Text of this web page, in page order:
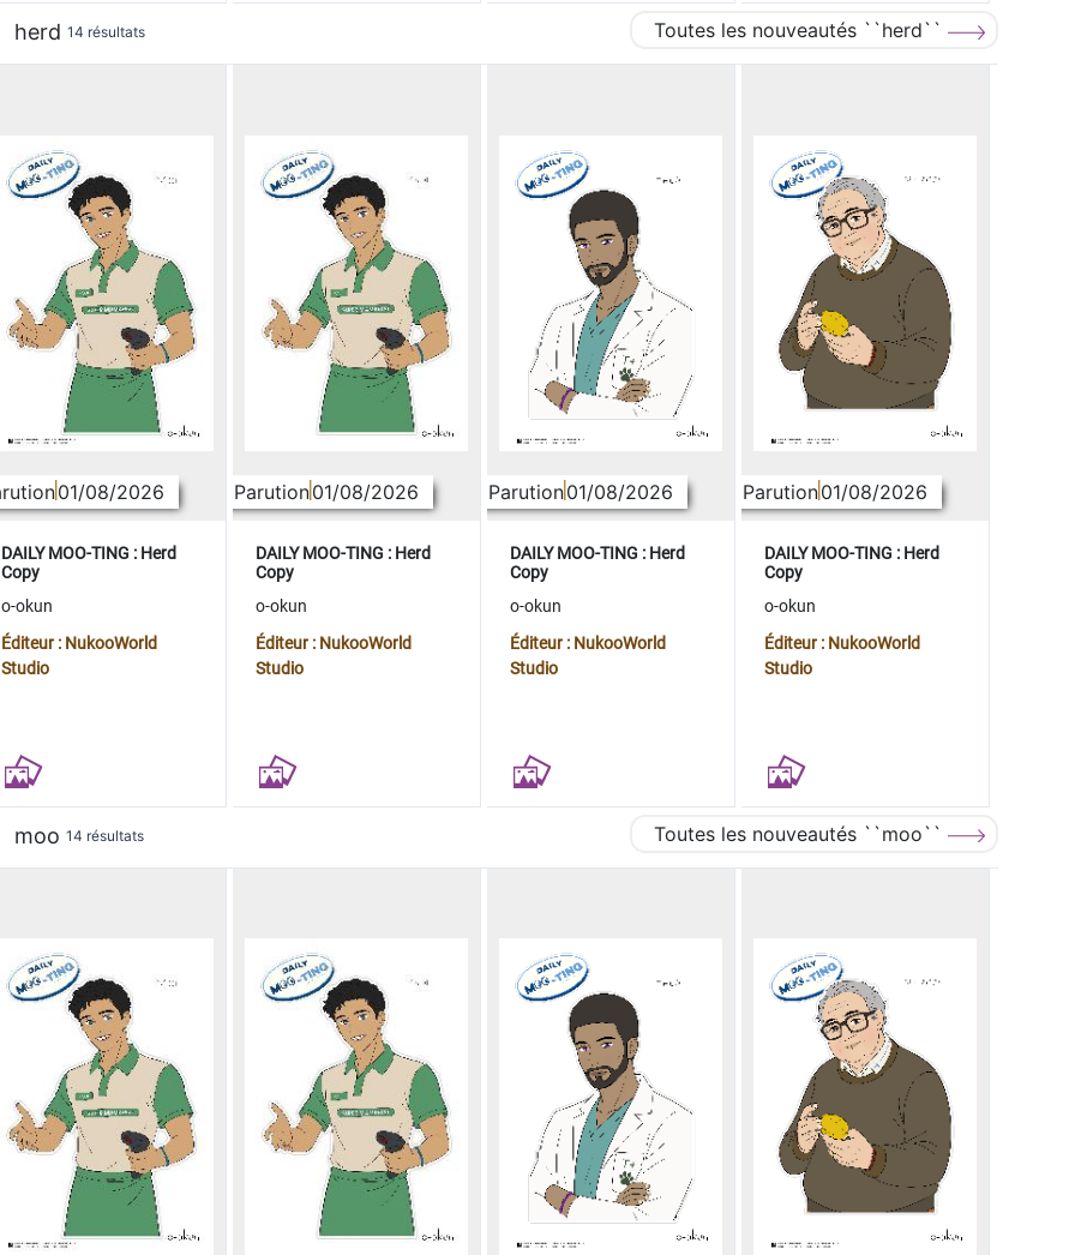
herd 14 résultats Toutes les nouveautés ``herd``
01/08/2026
DAILY MOO-TING : Herd
Copy
o-okun
Éditeur : NukooWorld
Studio
Parution01/08/2026
DAILY MOO-TING : Herd
Copy
o-okun
Éditeur : NukooWorld
Studio
Parution01/08/2026
DAILY MOO-TING : Herd
Copy
o-okun
Éditeur : NukooWorld
Studio
Parution01/08/2026
DAILY MOO-TING : Herd
Copy
o-okun
Éditeur : NukooWorld
Studio
moo 14 résultats Toutes les nouveautés ``moo``